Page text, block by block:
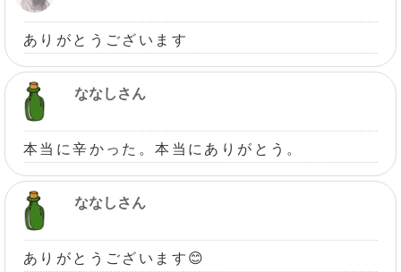
ありがとうございます
ななしさん
本当に辛かった。本当にありがとう。
ななしさん
ありがとうございます😊